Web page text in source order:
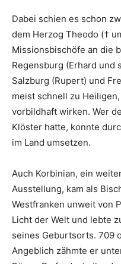
Dabei schien es schon
dem Herzog Theodo (†
Missionsbischöfe an die
Regensburg (Erhard und
Salzburg (Rupert) und
meist schnell zu
vorbildhaft wirken. Wer
Klöster hatte, konnte
im Land umsetzen.
Auch Korbinian, ein
Ausstellung, kam als
Westfranken unweit von
Licht der Welt und lebte
seines Geburtsorts. 709
Angeblich zähmte er